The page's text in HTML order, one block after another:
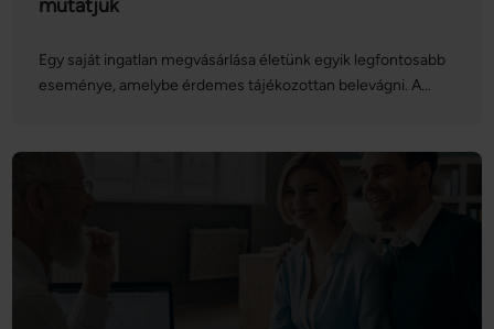
mutatjuk
Egy saját ingatlan megvásárlása életünk egyik legfontosabb
eseménye, amelybe érdemes tájékozottan belevágni. A